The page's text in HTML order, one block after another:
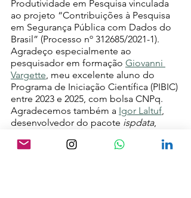
Produtividade em Pesquisa vinculada
ao projeto “Contribuições à Pesquisa
em Segurança Pública com Dados do
Brasil” (Processo nº 312685/2021-1).
Agradeço especialmente ao
pesquisador em formação Giovanni
Vargette, meu excelente aluno do
Programa de Iniciação Científica (PIBIC)
entre 2023 e 2025, com bolsa CNPq.
Agradecemos também a Igor Laltuf,
desenvolvedor do pacote ispdata,
desenvolvimento do projeto,